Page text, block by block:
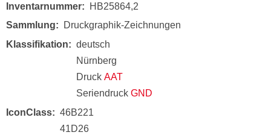
Inventarnummer
HB25864,2
Sammlung
Druckgraphik-Zeichnungen
Klassifikation
deutsch
Nürnberg
Druck AAT
Seriendruck GND
IconClass
46B221
41D26